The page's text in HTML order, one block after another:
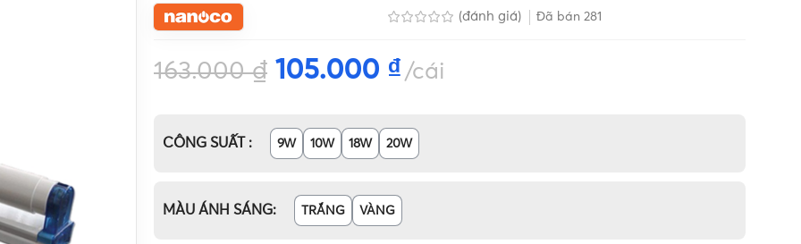
(đánh giá) Đã bán 281
163.000₫ 105.000 ₫ cái
CÔNG SUẤT 9W 10W 18W 20W
MÀU ÁNH SÁNG TRẮNG VÀNG